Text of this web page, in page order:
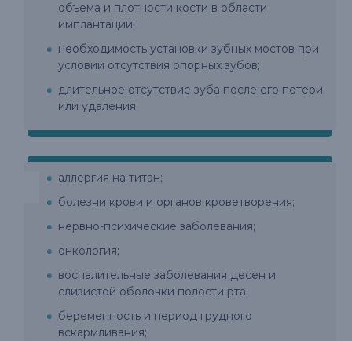
объема и плотности кости в области
имплантации;
необходимость установки зубных мостов при
условии отсутствия опорных зубов;
длительное отсутствие зуба после его потери
или удаления.
аллергия на титан;
болезни крови и органов кроветворения;
нервно-психические заболевания;
онкология;
воспалительные заболевания десен и
слизистой оболочки полости рта;
беременность и период грудного
вскармливания;